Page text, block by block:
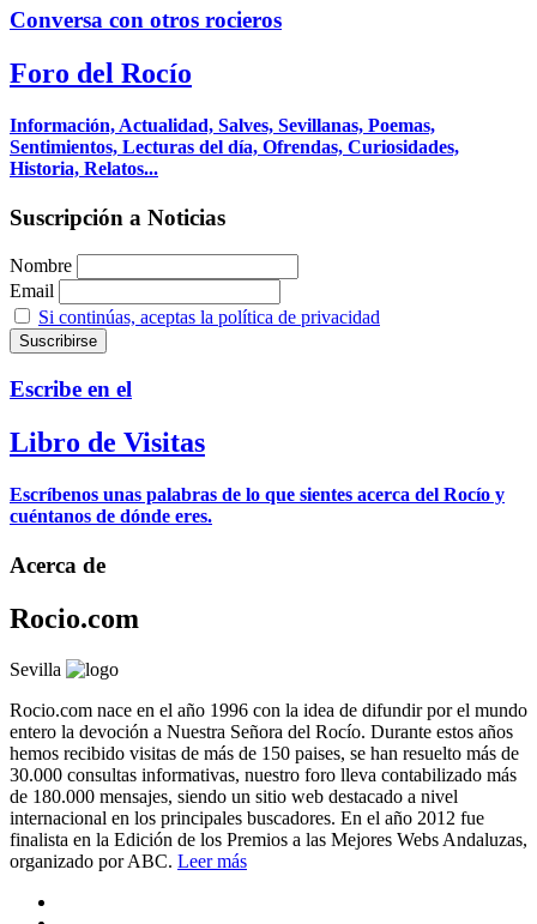
Conversa con otros rocieros
Foro del Rocío
Información, Actualidad, Salves, Sevillanas, Poemas,
Sentimientos, Lecturas del día, Ofrendas, Curiosidades,
Historia, Relatos...
Suscripción a Noticias
Nombre
Email
Si continúas, aceptas la política de privacidad
Escribe en el
Libro de Visitas
Escríbenos unas palabras de lo que sientes acerca del Rocío y
cuéntanos de dónde eres.
Acerca de
Rocio.com
Sevilla
Rocio.com nace en el año 1996 con la idea de difundir por el mundo
entero la devoción a Nuestra Señora del Rocío. Durante estos años
hemos recibido visitas de más de 150 paises, se han resuelto más de
30.000 consultas informativas, nuestro foro lleva contabilizado más
de 180.000 mensajes, siendo un sitio web destacado a nivel
internacional en los principales buscadores. En el año 2012 fue
finalista en la Edición de los Premios a las Mejores Webs Andaluzas,
organizado por ABC. Leer más